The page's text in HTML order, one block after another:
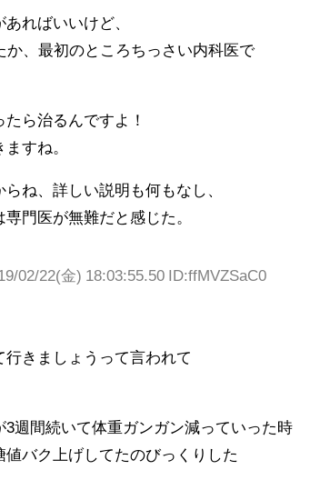
ればいいけど、
か、最初のところちっさい内科医で
ら治るんですよ！
すね。
ね、詳しい説明も何もなし、
門医が無難だと感じた。
02/22(金) 18:03:55.50 ID:ffMVZSaC0
きましょうって言われて
週間続いて体重ガンガン減っていった時
バク上げしてたのびっくりした